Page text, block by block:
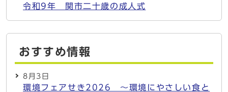
令和9年 関市二十歳の成人式
おすすめ情報
8月3日
環境フェアせき2026 ～環境にやさしい食と